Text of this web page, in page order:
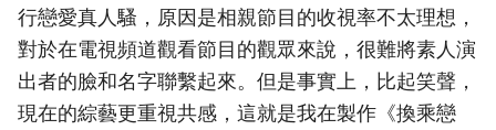
行戀愛真人騷，原因是相親節目的收視率不太理想，
對於在電視頻道觀看節目的觀眾來說，很難將素人演
出者的臉和名字聯繫起來。但是事實上，比起笑聲，
現在的綜藝更重視共感，這就是我在製作《換乘戀